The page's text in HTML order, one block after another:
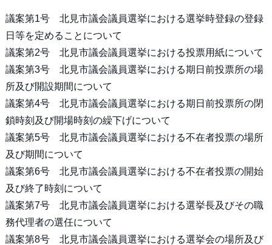
議案第1号 北見市議会議員選挙における選挙時登録の登録
日等を定めることについて
議案第2号 北見市議会議員選挙における投票用紙について
議案第3号 北見市議会議員選挙における期日前投票所の場
所及び開設期間について
議案第4号 北見市議会議員選挙における期日前投票所の閉
鎖時刻及び開場時刻の繰下げについて
議案第5号 北見市議会議員選挙における不在者投票の場所
及び期間について
議案第6号 北見市議会議員選挙における不在者投票の開始
及び終了時刻について
議案第7号 北見市議会議員選挙における選挙長及びその職
務代理者の選任について
議案第8号 北見市議会議員選挙における選挙会の場所及び